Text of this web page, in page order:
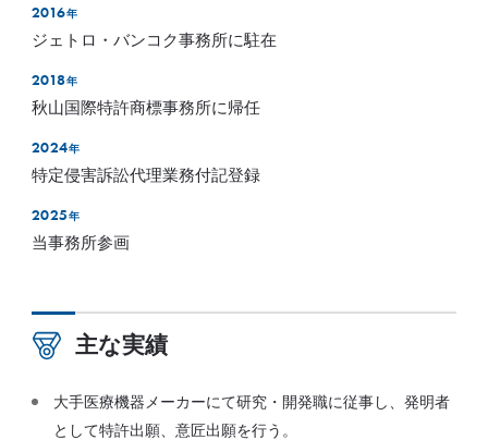
2016年
ジェトロ・バンコク事務所に駐在
2018年
秋山国際特許商標事務所に帰任
2024年
特定侵害訴訟代理業務付記登録
2025 年
当事務所参画
主な実績
大手医療機器メーカーにて研究・開発職に従事し、発明者
として特許出願、意匠出願を行う。